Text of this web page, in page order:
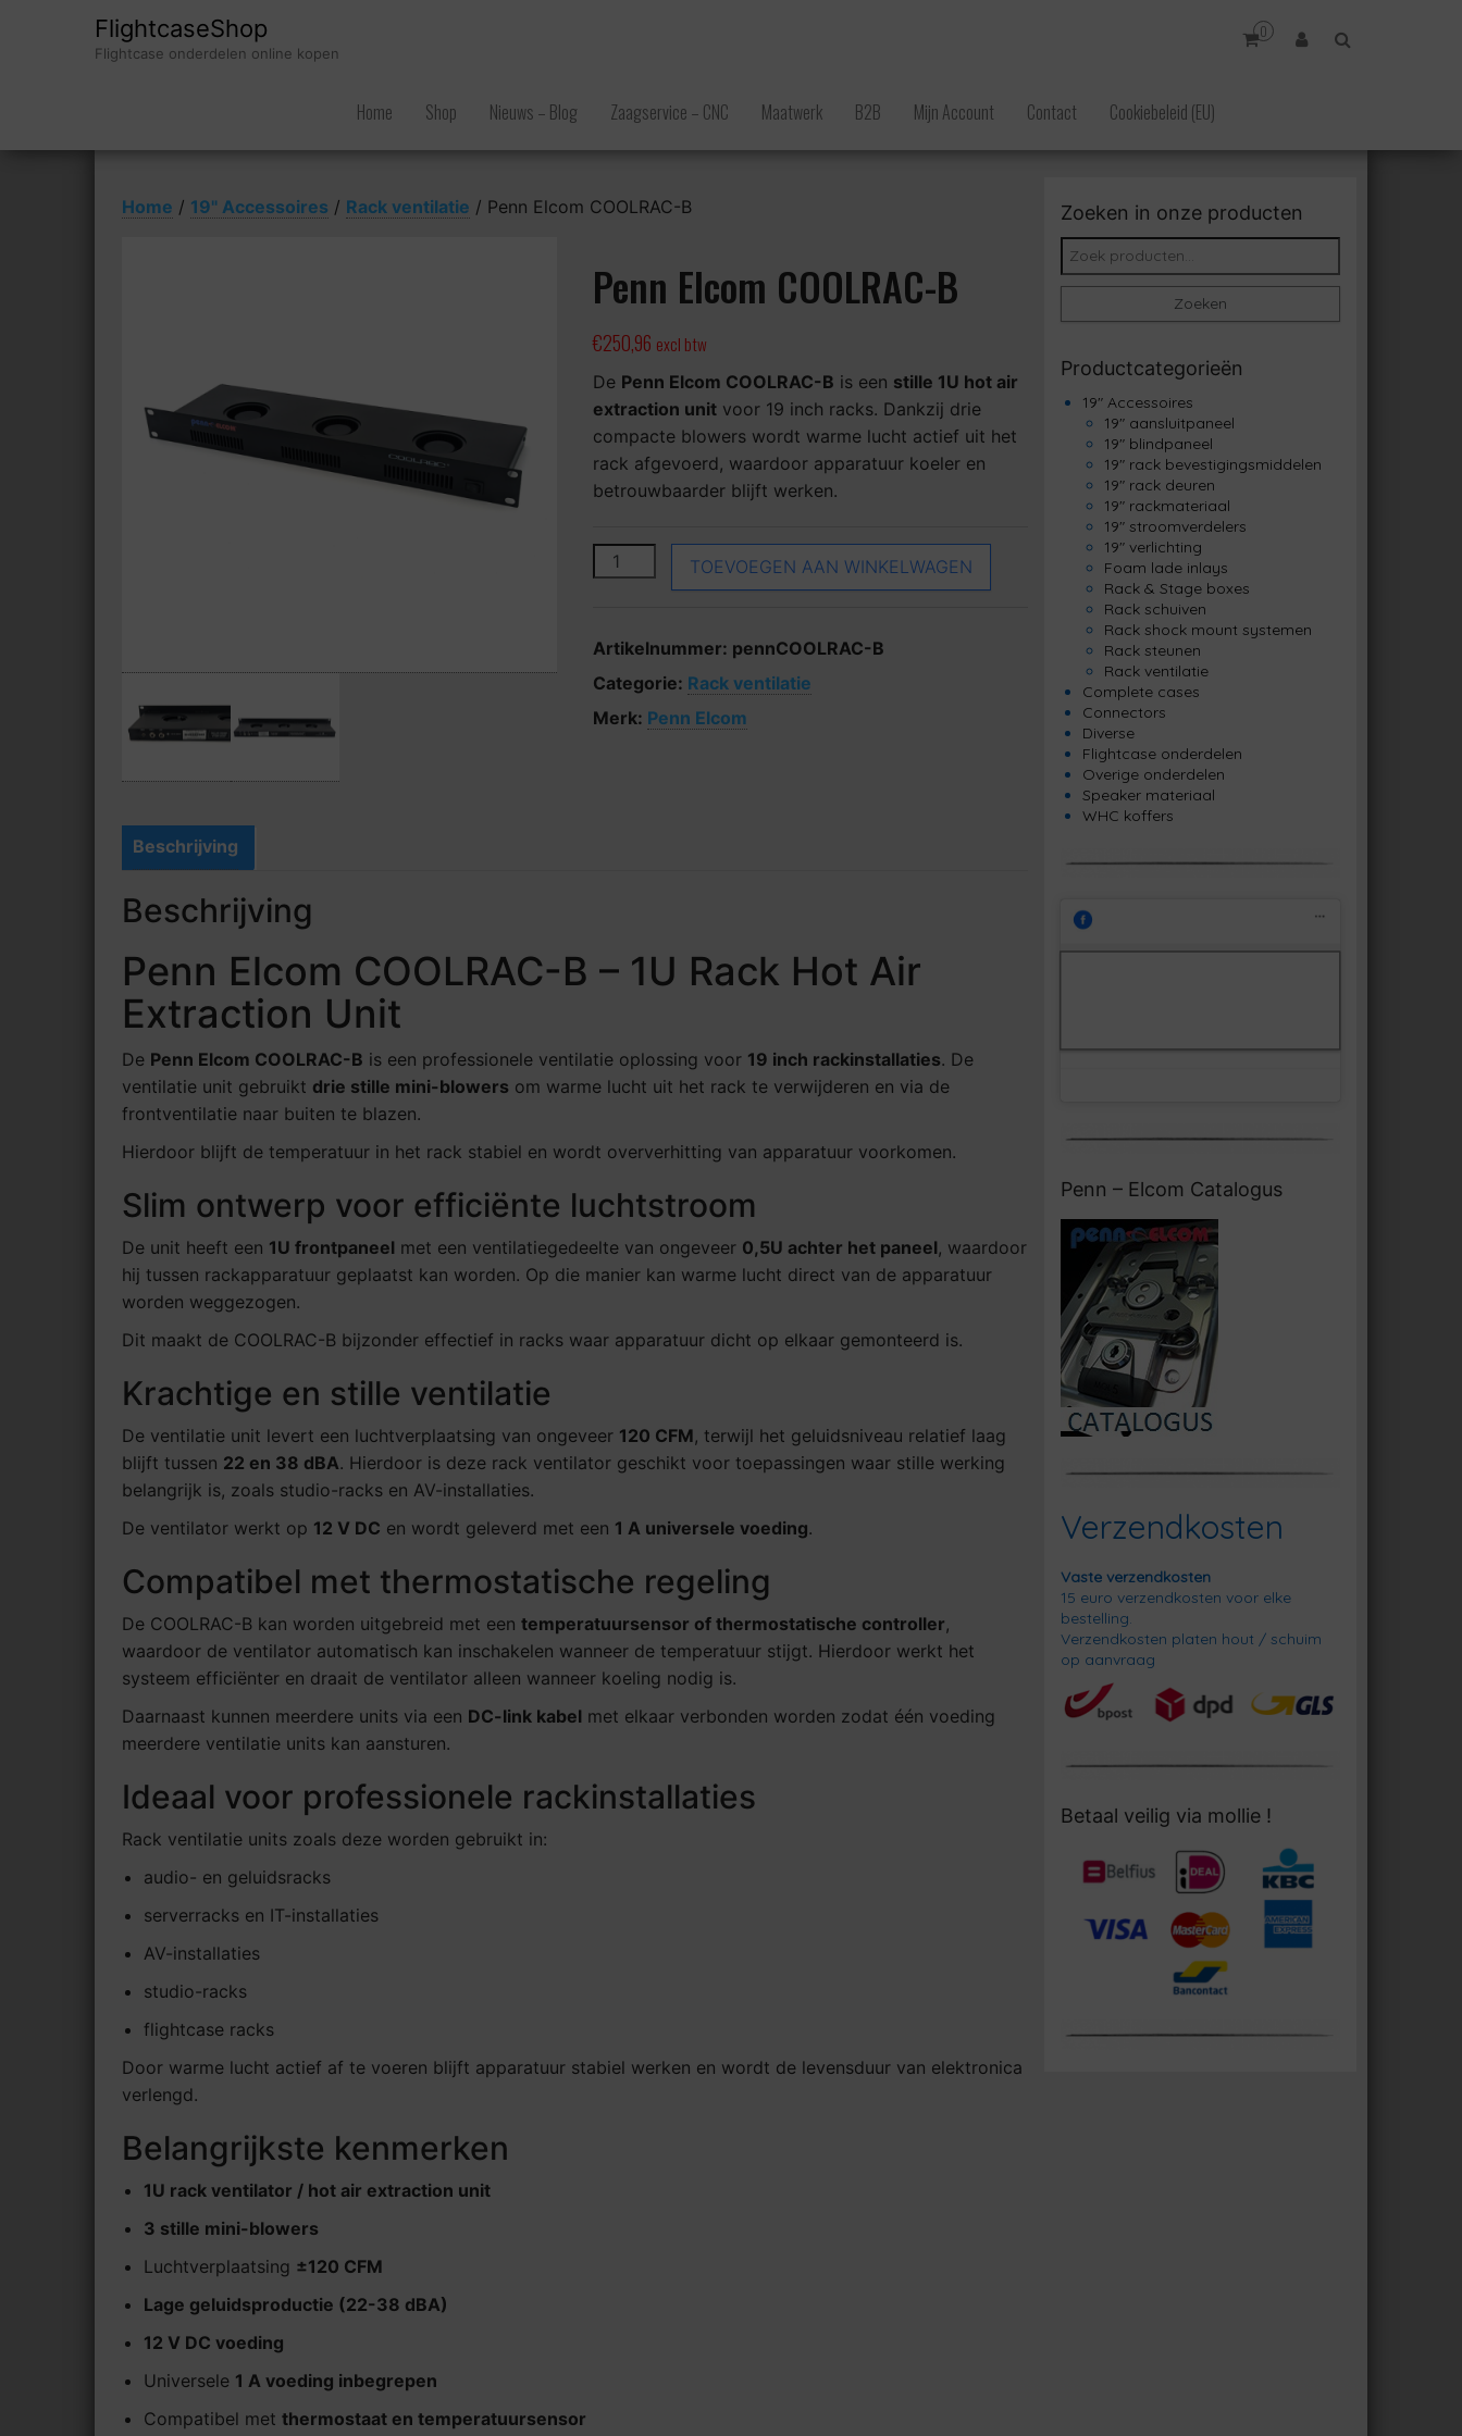
FlightcaseShop
Flightcase onderdelen online kopen
0
Home Shop Nieuws – Blog Zaagservice – CNC Maatwerk B2B Mijn Account Contact Cookiebeleid (EU)
Home / 19" Accessoires / Rack ventilatie / Penn Elcom COOLRAC-B
Penn Elcom COOLRAC-B
€250,96 excl btw
De Penn Elcom COOLRAC-B is een stille 1U hot air
extraction unitvoor 19 inch racks. Dankzij drie
compacte blowers wordt warme lucht actief uit het
rack afgevoerd, waardoor apparatuur koeler en
betrouwbaarder blijft werken.
Penn Elcom COOLRAC-B aantal
TOEVOEGEN AAN WINKELWAGEN
Artikelnummer: pennCOOLRAC-B
Categorie: Rack ventilatie
Merk: Penn Elcom
Beschrijving
Beschrijving
Penn Elcom COOLRAC-B – 1U Rack Hot Air
Extraction Unit
De Penn Elcom COOLRAC-B is een professionele ventilatie oplossing voor 19 inch rackinstallaties. De
ventilatie unit gebruikt drie stille mini-blowers om warme lucht uit het rack te verwijderen en via de
frontventilatie naar buiten te blazen.
Hierdoor blijft de temperatuur in het rack stabiel en wordt oververhitting van apparatuur voorkomen.
Slim ontwerp voor efficiënte luchtstroom
De unit heeft een 1U frontpaneel met een ventilatiegedeelte van ongeveer 0,5U achter het paneel, waardoor
hij tussen rackapparatuur geplaatst kan worden. Op die manier kan warme lucht direct van de apparatuur
worden weggezogen.
Dit maakt de COOLRAC-B bijzonder effectief in racks waar apparatuur dicht op elkaar gemonteerd is.
Krachtige en stille ventilatie
De ventilatie unit levert een luchtverplaatsing van ongeveer 120 CFM, terwijl het geluidsniveau relatief laag
blijft tussen 22 en 38 dBA. Hierdoor is deze rack ventilator geschikt voor toepassingen waar stille werking
belangrijk is, zoals studio-racks en AV-installaties.
De ventilator werkt op 12 V DC en wordt geleverd met een 1 A universele voeding.
Compatibel met thermostatische regeling
De COOLRAC-B kan worden uitgebreid met een temperatuursensor of thermostatische controller,
waardoor de ventilator automatisch kan inschakelen wanneer de temperatuur stijgt. Hierdoor werkt het
systeem efficiënter en draait de ventilator alleen wanneer koeling nodig is.
Daarnaast kunnen meerdere units via een DC-link kabel met elkaar verbonden worden zodat één voeding
meerdere ventilatie units kan aansturen.
Ideaal voor professionele rackinstallaties
Rack ventilatie units zoals deze worden gebruikt in:
audio- en geluidsracks
serverracks en IT-installaties
AV-installaties
studio-racks
flightcase racks
Door warme lucht actief af te voeren blijft apparatuur stabiel werken en wordt de levensduur van elektronica
verlengd.
Belangrijkste kenmerken
1U rack ventilator / hot air extraction unit
3 stille mini-blowers
Luchtverplaatsing ±120 CFM
Lage geluidsproductie (22-38 dBA)
12 V DC voeding
Universele 1 A voeding inbegrepen
Compatibel met thermostaat en temperatuursensor
Zoeken in onze producten
Zoeken naar:
Zoeken
Productcategorieën
19" Accessoires
19" aansluitpaneel
19" blindpaneel
19" rack bevestigingsmiddelen
19" rack deuren
19" rackmateriaal
19" stroomverdelers
19" verlichting
Foam lade inlays
Rack & Stage boxes
Rack schuiven
Rack shock mount systemen
Rack steunen
Rack ventilatie
Complete cases
Connectors
Diverse
Flightcase onderdelen
Overige onderdelen
Speaker materiaal
WHC koffers
Penn – Elcom Catalogus
Verzendkosten
Vaste verzendkosten
15 euro verzendkosten voor elke
bestelling.
Verzendkosten platen hout / schuim
op aanvraag
Betaal veilig via mollie !